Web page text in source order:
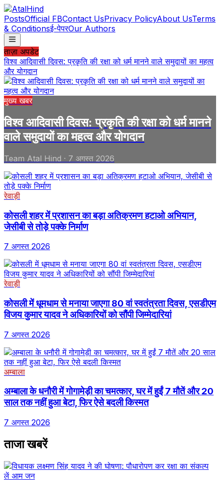
PostsOfficial FBContact UsPrivacy PolicyAbout UsTerms
& Conditionsई-पेपरOur Authors
ताज़ा अपडेट
विश्व आदिवासी दिवस: प्रकृति की रक्षा को धर्म मानने वाले समुदायों का महत्व
और योगदान
मुख्य खबर
विश्व आदिवासी दिवस: प्रकृति की रक्षा को धर्म मानने
वाले समुदायों का महत्व और योगदान
Team Atal Hind · 7 अगस्त 2026
रेवाड़ी
कोसली शहर में प्रशासन का बड़ा अतिक्रमण हटाओ अभियान,
जेसीबी से तोड़े पक्के निर्माण
7 अगस्त 2026
रेवाड़ी
कोसली में धूमधाम से मनाया जाएगा 80 वां स्वतंत्रता दिवस, एसडीएम
विजय कुमार यादव ने अधिकारियों को सौंपी जिम्मेदारियां
7 अगस्त 2026
अम्बाला
अम्बाला के धनौरी में गोगामेड़ी का चमत्कार, घर में हुईं 7 मौतें और 20
साल तक नहीं हुआ बेटा, फिर ऐसे बदली किस्मत
7 अगस्त 2026
ताजा खबरें